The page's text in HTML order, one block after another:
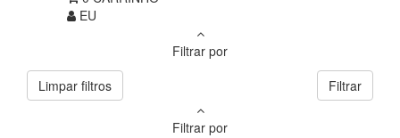
EU
Filtrar por
Limpar filtros
Filtrar
Filtrar por